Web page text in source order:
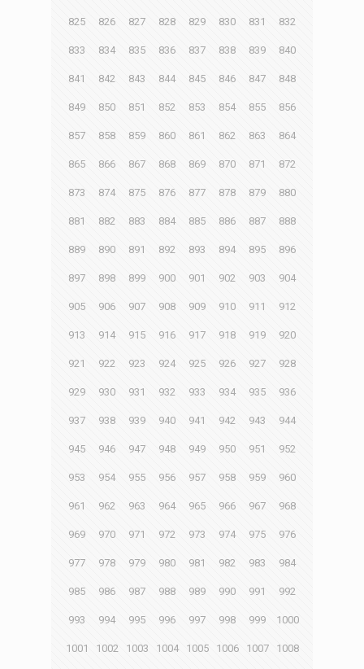
825 826 827 828 829 830 831 832
833 834 835 836 837 838 839 840
841 842 843 844 845 846 847 848
849 850 851 852 853 854 855 856
857 858 859 860 861 862 863 864
865 866 867 868 869 870 871 872
873 874 875 876 877 878 879 880
881 882 883 884 885 886 887 888
889 890 891 892 893 894 895 896
897 898 899 900 901 902 903 904
905 906 907 908 909 910 911 912
913 914 915 916 917 918 919 920
921 922 923 924 925 926 927 928
929 930 931 932 933 934 935 936
937 938 939 940 941 942 943 944
945 946 947 948 949 950 951 952
953 954 955 956 957 958 959 960
961 962 963 964 965 966 967 968
969 970 971 972 973 974 975 976
977 978 979 980 981 982 983 984
985 986 987 988 989 990 991 992
993 994 995 996 997 998 999 1000
1001 1002 1003 1004 1005 1006 1007 1008